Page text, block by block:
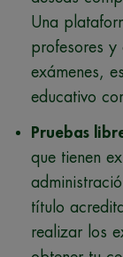
Una
profesores y
exámenes,
educativo
Pruebas
que tienen
título
realizar los